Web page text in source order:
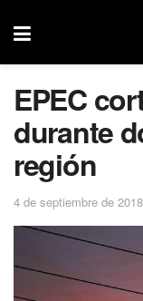
EPEC
durante
región
4 de septiembre de 2018